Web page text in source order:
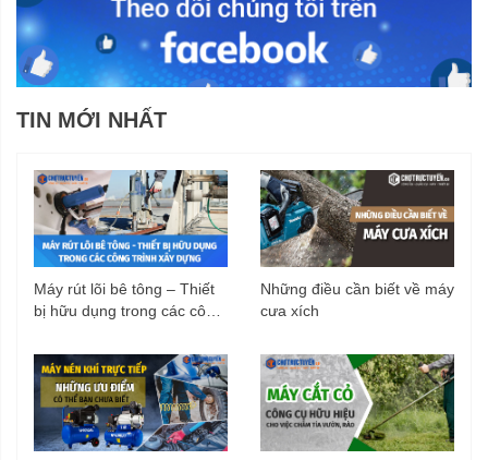
TIN MỚI NHẤT
Máy rút lõi bê tông – Thiết
bị hữu dụng trong các công
Những điều cần biết về máy
cưa xích